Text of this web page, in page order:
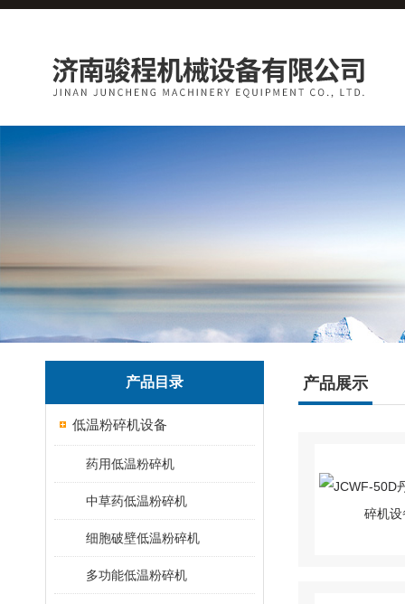
产品目录
低温粉碎机设备
药用低温粉碎机
中草药低温粉碎机
细胞破壁低温粉碎机
多功能低温粉碎机
产品展示